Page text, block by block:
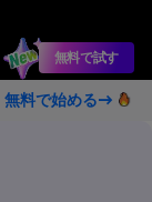
無料で試す
無料で始める→